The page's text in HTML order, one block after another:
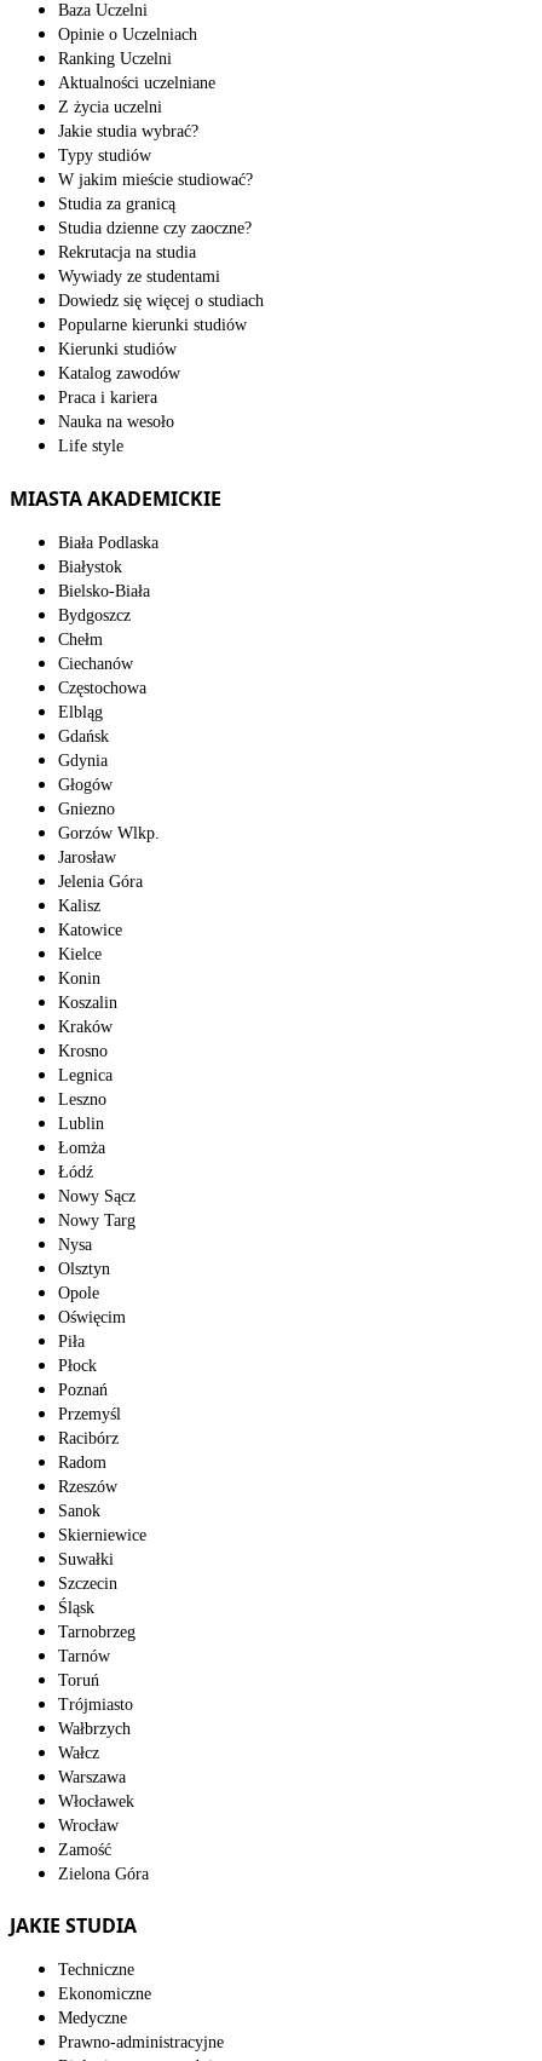
Baza Uczelni
Opinie o Uczelniach
Ranking Uczelni
Aktualności uczelniane
Z życia uczelni
Jakie studia wybrać?
Typy studiów
W jakim mieście studiować?
Studia za granicą
Studia dzienne czy zaoczne?
Rekrutacja na studia
Wywiady ze studentami
Dowiedz się więcej o studiach
Popularne kierunki studiów
Kierunki studiów
Katalog zawodów
Praca i kariera
Nauka na wesoło
Life style
MIASTA AKADEMICKIE
Biała Podlaska
Białystok
Bielsko-Biała
Bydgoszcz
Chełm
Ciechanów
Częstochowa
Elbląg
Gdańsk
Gdynia
Głogów
Gniezno
Gorzów Wlkp.
Jarosław
Jelenia Góra
Kalisz
Katowice
Kielce
Konin
Koszalin
Kraków
Krosno
Legnica
Leszno
Lublin
Łomża
Łódź
Nowy Sącz
Nowy Targ
Nysa
Olsztyn
Opole
Oświęcim
Piła
Płock
Poznań
Przemyśl
Racibórz
Radom
Rzeszów
Sanok
Skierniewice
Suwałki
Szczecin
Śląsk
Tarnobrzeg
Tarnów
Toruń
Trójmiasto
Wałbrzych
Wałcz
Warszawa
Włocławek
Wrocław
Zamość
Zielona Góra
JAKIE STUDIA
Techniczne
Ekonomiczne
Medyczne
Prawno-administracyjne